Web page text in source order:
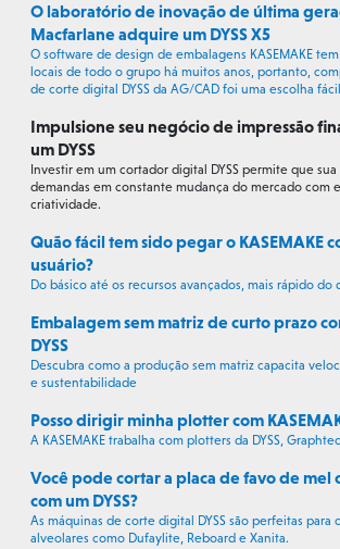
O laboratório de inovação de última
Macfarlane adquire um DYSS X5
O software de design de embalagens KASEMAKE
locais de todo o grupo há muitos anos, portanto,
de corte digital DYSS da AG/CAD foi uma escolha fácil
Impulsione seu negócio de impressão
um DYSS
Investir em um cortador digital DYSS permite que
demandas em constante mudança do mercado com
criatividade.
Quão fácil tem sido pegar o KASEMAKE
usuário?
Do básico até os recursos avançados, mais rápido do
Embalagem sem matriz de curto prazo
DYSS
Descubra como a produção sem matriz capacita
e sustentabilidade
Posso dirigir minha plotter com
A KASEMAKE trabalha com plotters da DYSS,
Você pode cortar a placa de favo de mel
com um DYSS?
As máquinas de corte digital DYSS são perfeitas para
alveolares como Dufaylite, Reboard e Xanita.